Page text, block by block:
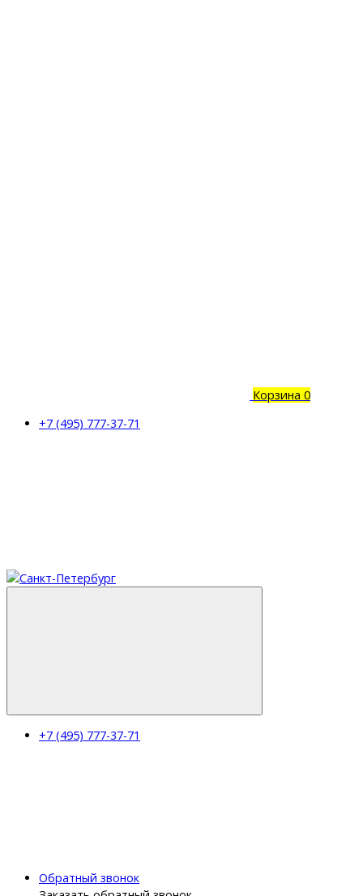
Корзина 0
+7 (495) 777-37-71
+7 (495) 777-37-71
Обратный звонок